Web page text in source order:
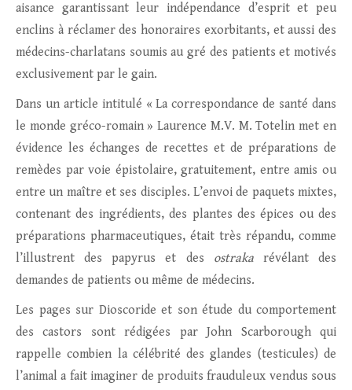
aisance garantissant leur indépendance d’esprit et peu
enclins à réclamer des honoraires exorbitants, et aussi des
médecins-charlatans soumis au gré des patients et motivés
exclusivement par le gain.
Dans un article intitulé « La correspondance de santé dans
le monde gréco-romain » Laurence M.V. M. Totelin met en
évidence les échanges de recettes et de préparations de
remèdes par voie épistolaire, gratuitement, entre amis ou
entre un maître et ses disciples. L’envoi de paquets mixtes,
contenant des ingrédients, des plantes des épices ou des
préparations pharmaceutiques, était très répandu, comme
l’illustrent des papyrus et des ostrakarévélant des
demandes de patients ou même de médecins.
Les pages sur Dioscoride et son étude du comportement
des castors sont rédigées par John Scarborough qui
rappelle combien la célébrité des glandes (testicules) de
l’animal a fait imaginer de produits frauduleux vendus sous